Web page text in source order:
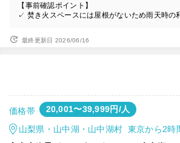
【事前確認ポイント】
✓ 焚き火スペースには屋根がないため雨天時の
最終更新日 2026/06/16
価格帯 20,001〜39,999円/人
山梨県・山中湖・山中湖村 東京から2時